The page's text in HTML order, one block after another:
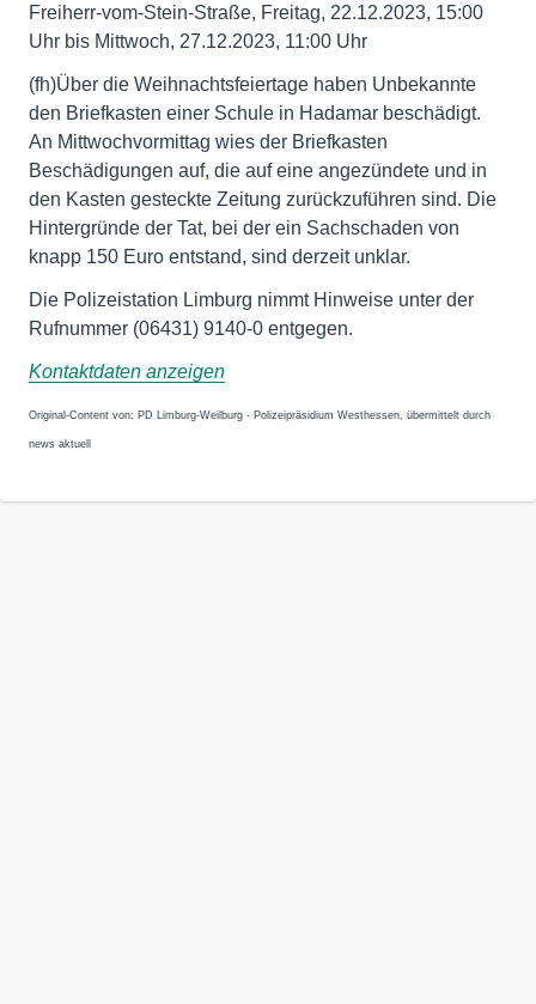
Freiherr-vom-Stein-Straße, Freitag, 22.12.2023, 15:00
Uhr bis Mittwoch, 27.12.2023, 11:00 Uhr
(fh)Über die Weihnachtsfeiertage haben Unbekannte
den Briefkasten einer Schule in Hadamar beschädigt.
An Mittwochvormittag wies der Briefkasten
Beschädigungen auf, die auf eine angezündete und in
den Kasten gesteckte Zeitung zurückzuführen sind. Die
Hintergründe der Tat, bei der ein Sachschaden von
knapp 150 Euro entstand, sind derzeit unklar.
Die Polizeistation Limburg nimmt Hinweise unter der
Rufnummer (06431) 9140-0 entgegen.
Kontaktdaten anzeigen
Original-Content von: PD Limburg-Weilburg - Polizeipräsidium Westhessen, übermittelt durch
news aktuell